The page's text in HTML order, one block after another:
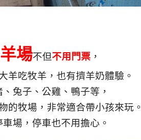
場不但不用門票 ，
羊吃牧羊，也有擠羊奶體驗。
兔子、公雞、鴨子等，
的牧場，非常適合帶小孩來玩。
場，停車也不用擔心。